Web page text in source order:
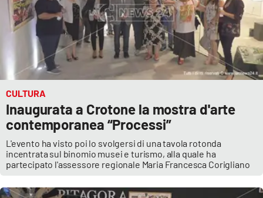
Imprese Di Calabria
Le perfidie di Antonella Grippo
Venti di comunicazione
STREAMING
LaC TV
CULTURA
Inaugurata a Crotone la mostra d'arte
contemporanea “Processi”
L'evento ha visto poi lo svolgersi di una tavola rotonda
incentrata sul binomio musei e turismo, alla quale ha
partecipato l'assessore regionale Maria Francesca Corigliano